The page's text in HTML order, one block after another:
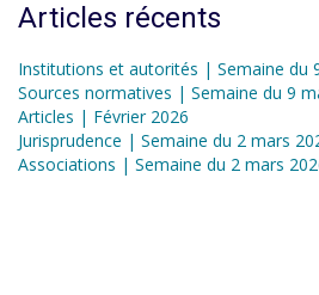
Articles récents
Institutions et autorités | Semaine du
Sources normatives | Semaine du 9
Articles | Février 2026
Jurisprudence | Semaine du 2 mars
Associations | Semaine du 2 mars